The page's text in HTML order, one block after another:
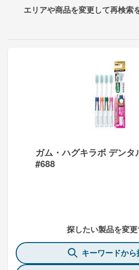
ガム・ハグキラボ デンタ
#688
探したい製品を変
キーワードから
エリアや商品を変更して再検索